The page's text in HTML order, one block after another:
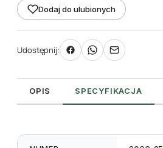
x
210
mm
(350szt.)
Dodaj do ulubionych
Udostępnij:
OPIS SPECYFIKACJA